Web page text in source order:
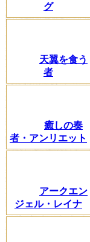
グ
天翼を食う
者
癒しの奏
者・アンリエット
アークエン
ジェル・レイナ